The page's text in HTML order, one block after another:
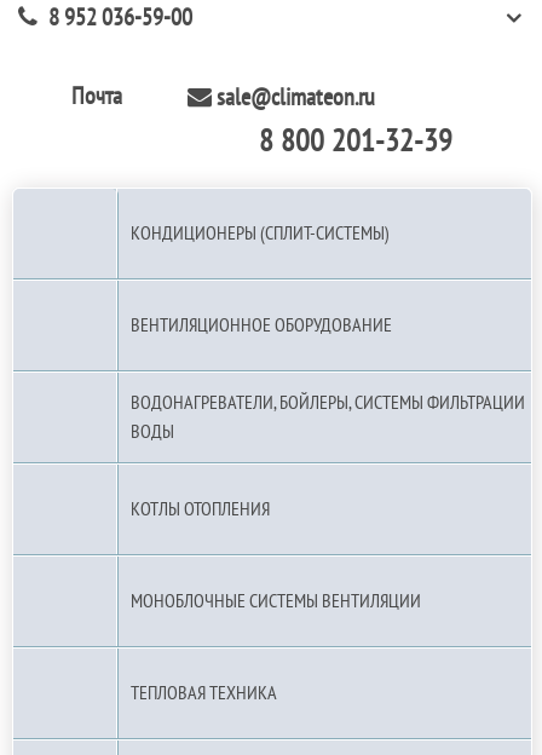
8 952 036-59-00
Почта sale@climateon.ru
8 800 201-32-39
КОНДИЦИОНЕРЫ (СПЛИТ-СИСТЕМЫ)
ВЕНТИЛЯЦИОННОЕ ОБОРУДОВАНИЕ
ВОДОНАГРЕВАТЕЛИ, БОЙЛЕРЫ, СИСТЕМЫ ФИЛЬТРАЦИИ
ВОДЫ
КОТЛЫ ОТОПЛЕНИЯ
МОНОБЛОЧНЫЕ СИСТЕМЫ ВЕНТИЛЯЦИИ
ТЕПЛОВАЯ ТЕХНИКА